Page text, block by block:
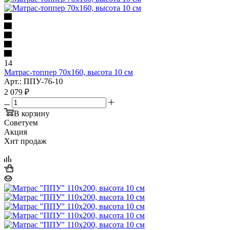
14
Матрас-топпер 70x160, высота 10 см
Арт.: ППУ-76-10
2 079 ₽
В корзину
Советуем
Акция
Хит продаж